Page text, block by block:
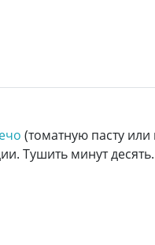
(томатную пасту
Тушить минут